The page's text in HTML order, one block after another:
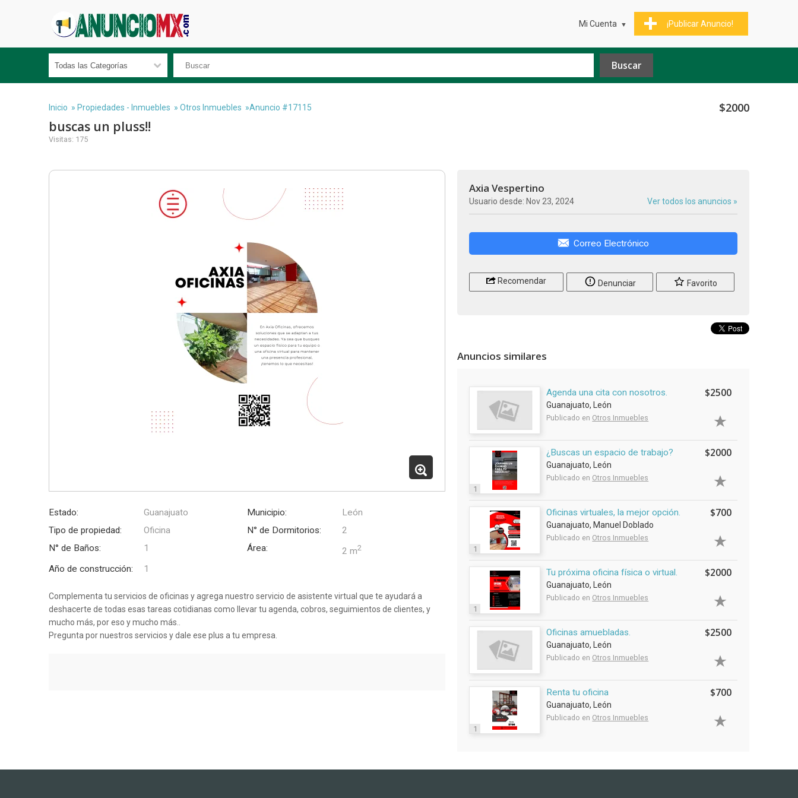
¡Publicar Anuncio!
Mi Cuenta
Inicio » Propiedades - Inmuebles » Otros Inmuebles »Anuncio #17115 $2000
buscas un pluss!!
Visitas: 175
Estado: Guanajuato Municipio:
León
Tipo de propiedad:
Oficina N° de Dormitorios:
2
N° de Baños:
1 Área: 2 m2
Año de construcción: 1
Complementa tu servicios de oficinas y agrega nuestro servicio de asistente virtual que te ayudará a
deshacerte de todas esas tareas cotidianas como llevar tu agenda, cobros, seguimientos de clientes, y
mucho más, por eso y mucho más..
Pregunta por nuestros servicios y dale ese plus a tu empresa.
Axia Vespertino
Usuario desde: Nov 23, 2024 Ver todos los anuncios »
Correo Electrónico
Recomendar Denunciar Favorito
Anuncios similares
Agenda una cita con nosotros.
Guanajuato, León
Publicado en Otros Inmuebles
$2500
1
¿Buscas un espacio de trabajo?
Guanajuato, León
Publicado en Otros Inmuebles
$2000
1
Oficinas virtuales, la mejor opción.
Guanajuato, Manuel Doblado
Publicado en Otros Inmuebles
$700
1
Tu próxima oficina física o virtual.
Guanajuato, León
Publicado en Otros Inmuebles
$2000
Oficinas amuebladas.
Guanajuato, León
Publicado en Otros Inmuebles
$2500
1
Renta tu oficina
Guanajuato, León
Publicado en Otros Inmuebles
$700